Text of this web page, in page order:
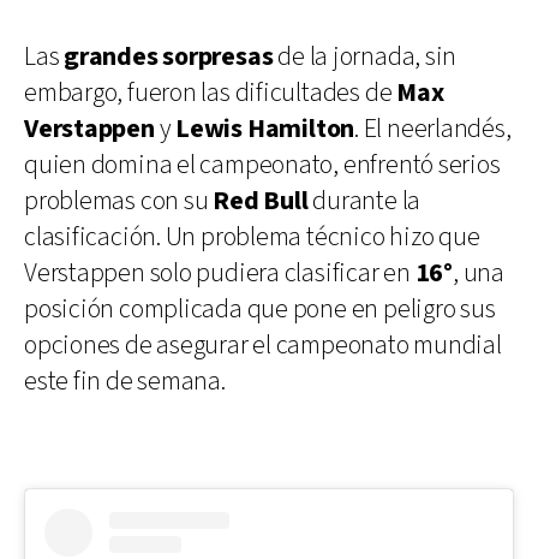
Lasgrandes sorpresasde la jornada, sin
embargo, fueron las dificultades de Max
VerstappenyLewis Hamilton. El neerlandés,
quien domina el campeonato, enfrentó serios
problemas con su Red Bulldurante la
clasificación. Un problema técnico hizo que
Verstappen solo pudiera clasificar en 16°, una
posición complicada que pone en peligro sus
opciones de asegurar el campeonato mundial
este fin de semana.